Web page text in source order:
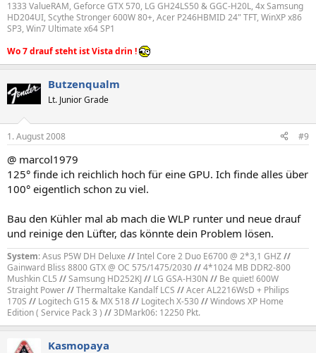
1333 ValueRAM, Geforce GTX 570, LG GH24LS50 & GGC-H20L, 4x Samsung
HD204UI, Scythe Stronger 600W 80+, Acer P246HBMID 24" TFT, WinXP x86
SP3, Win7 Ultimate x64 SP1
Wo 7 drauf steht ist Vista drin !
Butzenqualm
Lt. Junior Grade
1. August 2008 #9
@ marcol1979
125° finde ich reichlich hoch für eine GPU. Ich finde alles über
100° eigentlich schon zu viel.
Bau den Kühler mal ab mach die WLP runter und neue drauf
und reinige den Lüfter, das könnte dein Problem lösen.
System: Asus P5W DH Deluxe //Intel Core 2 Duo E6700 @ 2*3,1 GHZ//
Gainward Bliss 8800 GTX @ OC 575/1475/2030//4*1024 MB DDR2-800
Mushkin CL5 //Samsung HD252KJ // LG GSA-H30N // Be quiet! 600W
Straight Power//Thermaltake Kandalf LCS //Acer AL2216WsD + Philips
170S // Logitech G15 & MX 518// Logitech X-530//Windows XP Home
Edition ( Service Pack 3 ) //3DMark06: 12250 Pkt.
Kasmopaya